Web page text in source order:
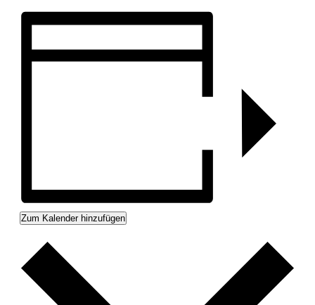
Zum Kalender hinzufügen